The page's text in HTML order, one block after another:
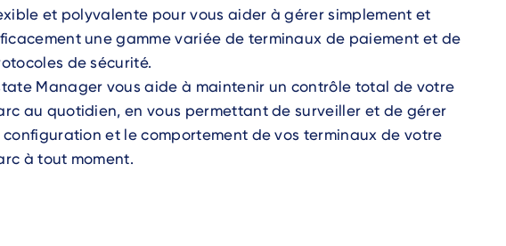
et polyvalente pour vous aider à gérer simplement et
une gamme variée de terminaux de paiement et de
de sécurité.
Manager vous aide à maintenir un contrôle total de votre
au quotidien, en vous permettant de surveiller et de gérer
configuration et le comportement de vos terminaux de votre
à tout moment.